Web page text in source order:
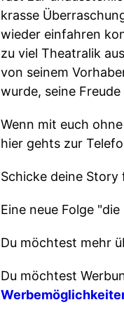
krasse
wieder einfahren
zu viel Theatralik
von seinem
wurde, seine
Wenn mit euch
hier gehts zur
Schicke deine Story
Eine neue Folge
Du möchtest mehr
Du möchtest